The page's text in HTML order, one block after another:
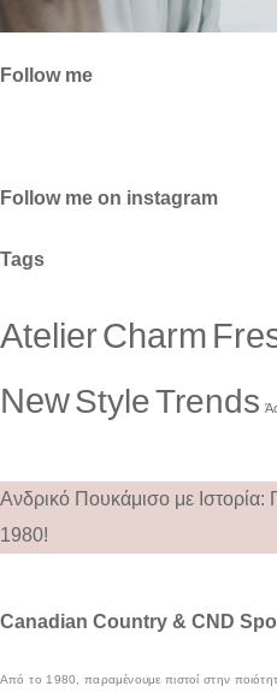
Follow me
Follow me on instagram
Tags
AtelierCharm
NewStyleTrends
Ανδρικό Πουκάμισο με Ιστορία:
1980!
Canadian Country & CND
Από το 1980, παραμένουμε πιστοί στην